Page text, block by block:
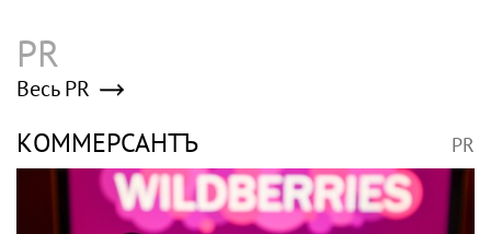
PR
Весь PR
КОММЕРСАНТЪ PR